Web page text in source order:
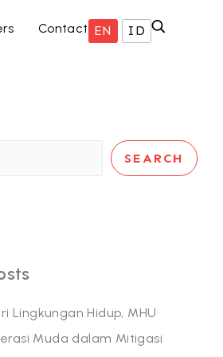
Contact EN ID
SEARCH
Lingkungan Hidup, MHU
Muda dalam Mitigasi